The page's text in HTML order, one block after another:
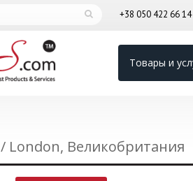
+38 050 422 66 14
Товары и
/ London, Великобритания